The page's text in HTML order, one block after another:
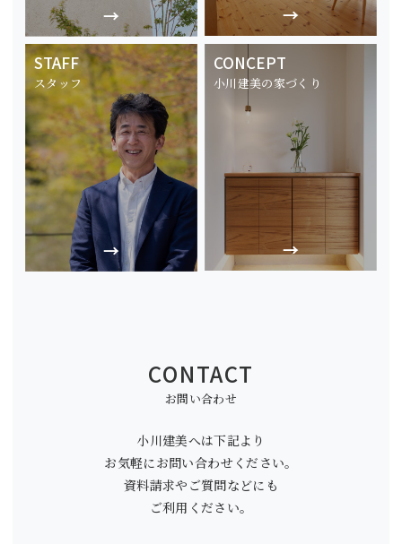
STAFF
スタッフ
CONCEPT
小川建美の家づくり
CONTACT
お問い合わせ
小川建美へは下記より
お気軽にお問い合わせください。
資料請求やご質問などにも
ご利用ください。